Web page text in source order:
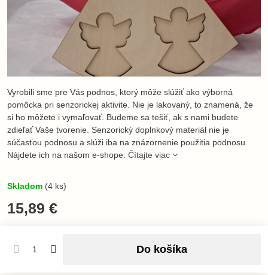
Vyrobili sme pre Vás podnos, ktorý môže slúžiť ako výborná
pomôcka pri senzorickej aktivite. Nie je lakovaný, to znamená, že
si ho môžete i vymaľovať. Budeme sa tešiť, ak s nami budete
zdieľať Vaše tvorenie. Senzorický doplnkový materiál nie je
súčasťou podnosu a slúži iba na znázornenie použitia podnosu.
Nájdete ich na našom e-shope. Čítajte viac
Skladom (4 ks)
15,89 €
Do košíka